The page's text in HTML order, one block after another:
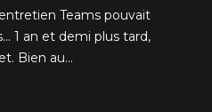
Teams pouvait
1 an et demi plus tard,
Bien au...